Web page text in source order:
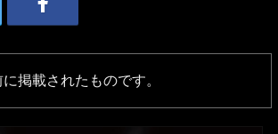
掲載されたものです。